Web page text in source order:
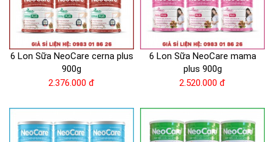
6 Lon Sữa NeoCare cerna plus
900g
2.376.000 đ
6 Lon Sữa NeoCare mama
plus 900g
2.520.000 đ